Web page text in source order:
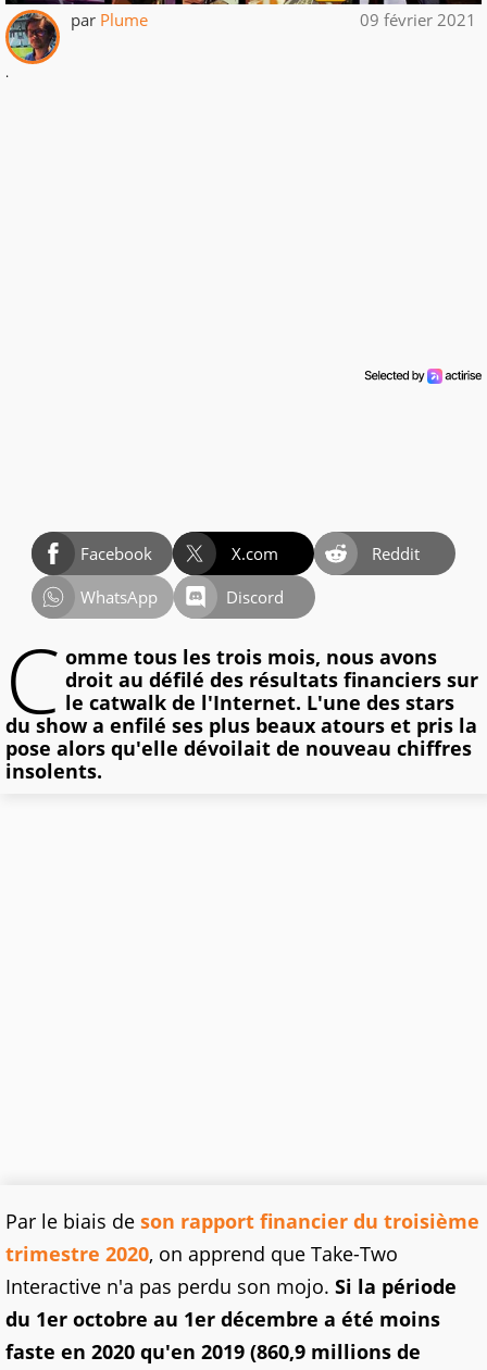
par Plume 09 février 2021
.
Facebook X.com
Reddit
WhatsApp
Discord
C omme tous les trois mois, nous avons
droit au défilé des résultats financiers sur
le catwalk de l'Internet. L'une des stars
du show a enfilé ses plus beaux atours et pris la
pose alors qu'elle dévoilait de nouveau chiffres
insolents.
Par le biais de son rapport financier du troisième
trimestre 2020, on apprend que Take-Two
Interactive n'a pas perdu son mojo. Si la période
du 1er octobre au 1er décembre a été moins
faste en 2020 qu'en 2019 (860,9 millions de